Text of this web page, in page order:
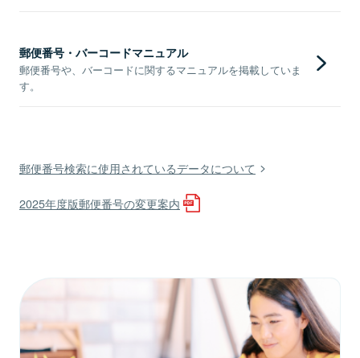
郵便番号・バーコードマニュアル
郵便番号や、バーコードに関するマニュアルを掲載していま
す。
郵便番号検索に使用されているデータについて
2025年度版郵便番号の変更案内